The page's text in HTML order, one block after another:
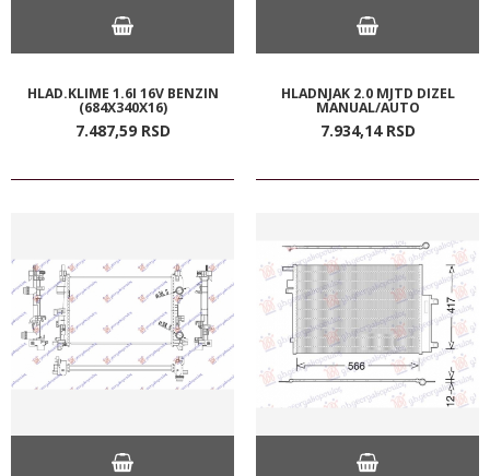
HLAD.KLIME 1.6I 16V BENZIN
(684X340X16)
7.487,59 RSD
HLADNJAK 2.0 MJTD DIZEL
MANUAL/AUTO
7.934,14 RSD